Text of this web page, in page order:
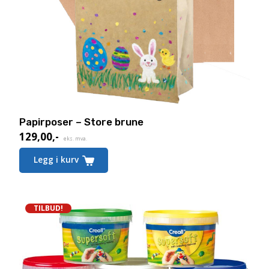
Papirposer – Store brune
129,00,- eks. mva.
Legg i kurv
TILBUD!